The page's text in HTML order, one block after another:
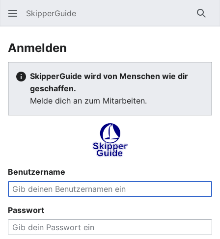
SkipperGuide
Anmelden
SkipperGuide wird von Menschen wie dir
geschaffen.
Melde dich an zum Mitarbeiten.
Benutzername
Passwort